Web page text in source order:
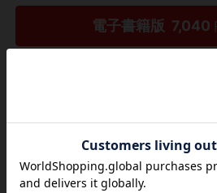
電子書籍版 7,040
欲しいリストに
気になる商品を